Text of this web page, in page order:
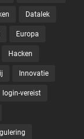
Datalek
Europa
Hacken
Innovatie
login-vereist